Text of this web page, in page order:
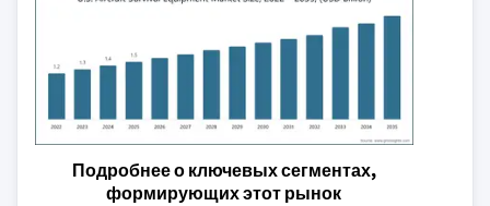
Подробнее о ключевых сегментах,
формирующих этот рынок